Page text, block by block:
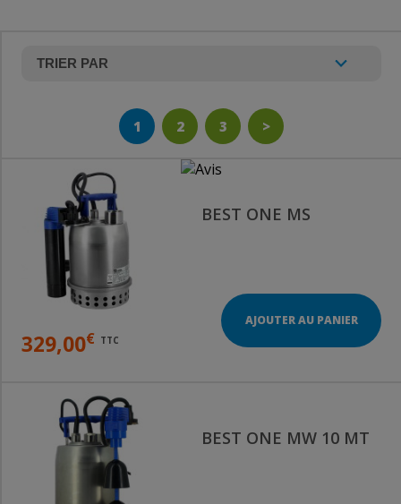
1 2 3 >
BEST ONE MS
329,00€ TTC
AJOUTER AU PANIER
BEST ONE MW 10 MT